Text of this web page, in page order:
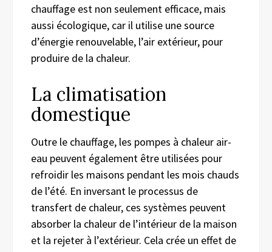
chauffage est non seulement efficace, mais
aussi écologique, car il utilise une source
d’énergie renouvelable, l’air extérieur, pour
produire de la chaleur.
La climatisation
domestique
Outre le chauffage, les pompes à chaleur air-
eau peuvent également être utilisées pour
refroidir les maisons pendant les mois chauds
de l’été. En inversant le processus de
transfert de chaleur, ces systèmes peuvent
absorber la chaleur de l’intérieur de la maison
et la rejeter à l’extérieur. Cela crée un effet de